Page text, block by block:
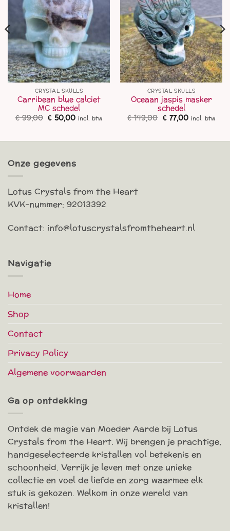
CRYSTAL SKULLS
Carribean blue calciet
MC schedel
€99,00 Oorspronkelijke
prijs
€ 50,00Huidige
prijs
incl. btw
CRYSTAL SKULLS
Oceaan jaspis masker
schedel
€149,00 Oorspronkelijke
prijs
€77,00Huidige
prijs
incl. btw
Onze gegevens
Lotus Crystals from the Heart
KVK-nummer: 92013392
Contact: info@lotuscrystalsfromtheheart.nl
Navigatie
Home
Shop
Contact
Privacy Policy
Algemene voorwaarden
Ga op ontdekking
Ontdek de magie van Moeder Aarde bij Lotus
Crystals from the Heart. Wij brengen je prachtige,
handgeselecteerde kristallen vol betekenis en
schoonheid. Verrijk je leven met onze unieke
collectie en voel de liefde en zorg waarmee elk
stuk is gekozen. Welkom in onze wereld van
kristallen!